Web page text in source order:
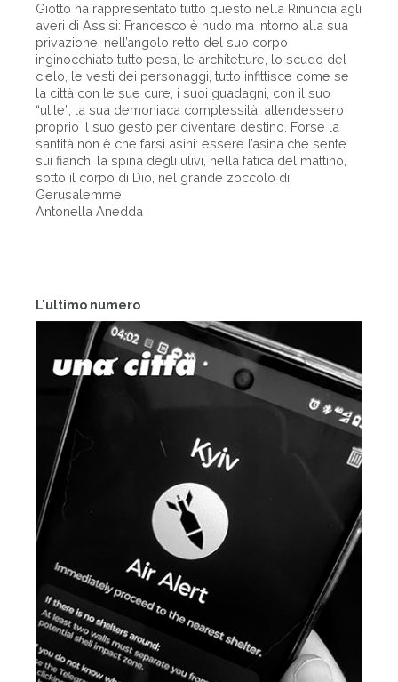
L'ultimo numero
Giotto ha rappresentato tutto questo nella Rinuncia agli
averi di Assisi: Francesco è nudo ma intorno alla sua
privazione, nell’angolo retto del suo corpo
inginocchiato tutto pesa, le architetture, lo scudo del
cielo, le vesti dei personaggi, tutto infittisce come se
la città con le sue cure, i suoi guadagni, con il suo
“utile”, la sua demoniaca complessità, attendessero
proprio il suo gesto per diventare destino. Forse la
santità non è che farsi asini: essere l’asina che sente
sui fianchi la spina degli ulivi, nella fatica del mattino,
sotto il corpo di Dio, nel grande zoccolo di
Gerusalemme.
Antonella Anedda